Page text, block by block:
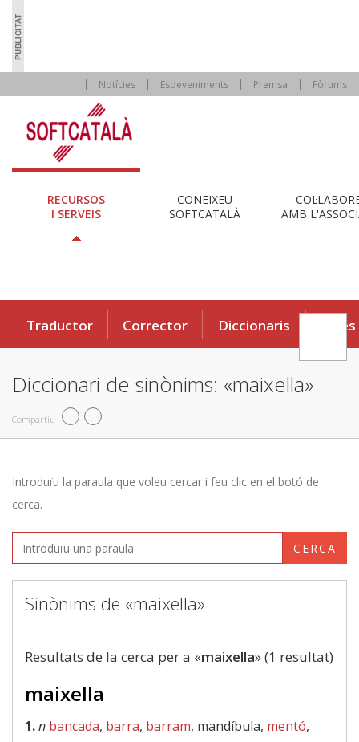
Notícies Esdeveniments Premsa Fòrums
RECURSOS
I SERVEIS
CONEIXEU
SOFTCATALÀ
AMB
Traductor Corrector Diccionaris Eines
Diccionari de sinònims: «maixella»
Compartiu
Introduïu la paraula que voleu cercar i feu clic en el botó de
cerca.
CERCA
Sinònims de «maixella»
Resultats de la cerca per a «maixella» (1 resultat)
maixella
1.n bancada, barra, barram, mandíbula, mentó,